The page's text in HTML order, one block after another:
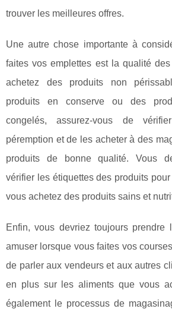
trouver les meilleures offres.
Une autre chose importante à
faites vos emplettes est la qualité
achetez des produits non
produits en conserve ou des
congelés, assurez-vous de
péremption et de les acheter à des
produits de bonne qualité. Vous
vérifier les étiquettes des produits
vous achetez des produits sains et
Enfin, vous devriez toujours prendre
amuser lorsque vous faites vos
de parler aux vendeurs et aux autres
en plus sur les aliments que vous
également le processus de